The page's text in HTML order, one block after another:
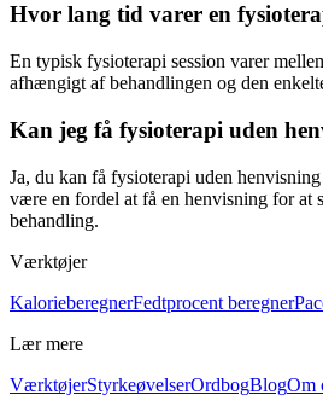
Hvor lang tid varer en
En typisk fysioterapi session varer
afhængigt af behandlingen og den
Kan jeg få fysioterapi uden
Ja, du kan få fysioterapi uden
være en fordel at få en henvisning for at
behandling.
Værktøjer
KalorieberegnerFedtprocent beregner
Lær mere
VærktøjerStyrkeøvelserOrdbogBlogOm